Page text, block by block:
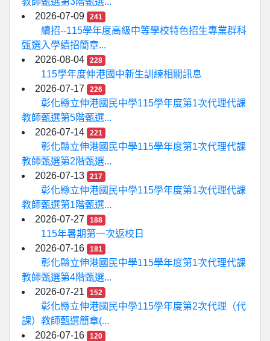
2026-07-09
241
續招--115學年度高級中等學校特色招生專業群科
甄選入學續招簡章...
2026-08-04
228
115學年度伸港國中新生訓練相關訊息
2026-07-17
226
彰化縣立伸港國民中學115學年度第1次代理代課
教師甄選第5階甄選...
2026-07-14
221
彰化縣立伸港國民中學115學年度第1次代理代課
教師甄選第2階甄選...
2026-07-13
217
彰化縣立伸港國民中學115學年度第1次代理代課
教師甄選第1階甄選...
2026-07-27
188
115年暑期第一次返校日
2026-07-16
181
彰化縣立伸港國民中學115學年度第1次代理代課
教師甄選第4階甄選...
2026-07-21
152
彰化縣立伸港國民中學115學年度第2次代理（代
課）教師甄選簡章(...
2026-07-16
120